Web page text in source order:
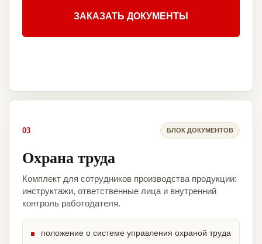
ЗАКАЗАТЬ ДОКУМЕНТЫ
03 БЛОК ДОКУМЕНТОВ
Охрана труда
Комплект для сотрудников производства продукции:
инструктажи, ответственные лица и внутренний
контроль работодателя.
положение о системе управления охраной труда